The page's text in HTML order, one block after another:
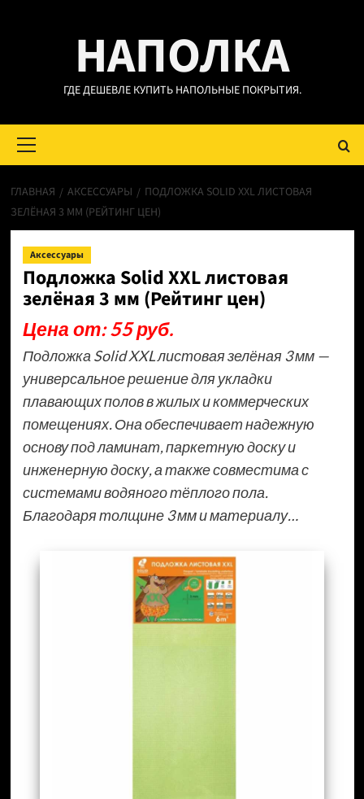
НАПОЛКА
ГДЕ ДЕШЕВЛЕ КУПИТЬ НАПОЛЬНЫЕ ПОКРЫТИЯ.
меню
ГЛАВНАЯ АКСЕССУАРЫ
ПОДЛОЖКА SOLID XXL ЛИСТОВАЯ
ЗЕЛЁНАЯ 3 ММ (РЕЙТИНГ ЦЕН)
Аксессуары
Подложка Solid XXL листовая
зелёная 3 мм (Рейтинг цен)
Цена от: 55 руб.
Подложка Solid XXL листовая зелёная 3 мм —
универсальное решение для укладки
плавающих полов в жилых и коммерческих
помещениях. Она обеспечивает надежную
основу под ламинат, паркетную доску и
инженерную доску, а также совместима с
системами водяного тёплого пола.
Благодаря толщине 3 мм и материалу…